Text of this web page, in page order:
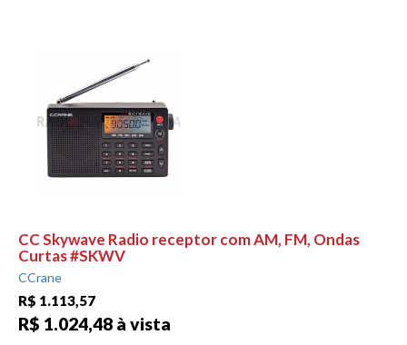
CC Skywave Radio receptor com AM, FM, Ondas
Curtas #SKWV
CCrane
R$ 1.113,57
R$ 1.024,48 à vista